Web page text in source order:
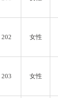
202 女性
203 女性